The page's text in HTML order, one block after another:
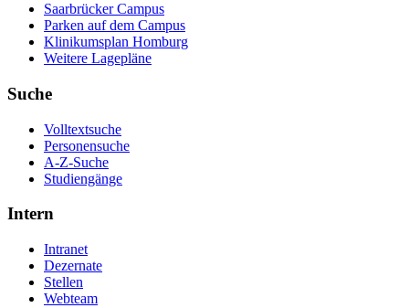
Saarbrücker Campus
Parken auf dem Campus
Klinikumsplan Homburg
Weitere Lagepläne
Suche
Volltextsuche
Personensuche
A-Z-Suche
Studiengänge
Intern
Intranet
Dezernate
Stellen
Webteam